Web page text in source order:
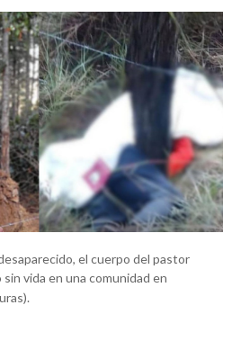
el cuerpo del pastor
vida en una comunidad en